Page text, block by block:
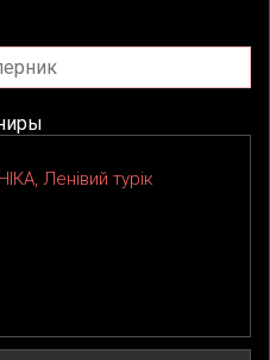
Ленівий турік